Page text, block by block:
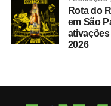
Ivete Sangalo e
Vivo
Rota do
em São
2026